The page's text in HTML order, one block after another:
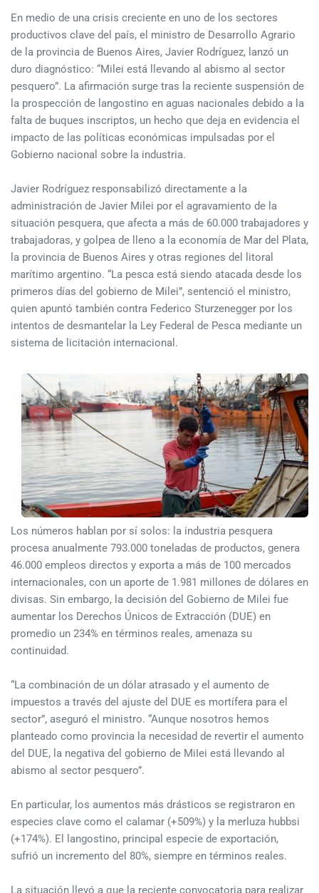
En medio de una crisis creciente en uno de los sectores
productivos clave del país, el ministro de Desarrollo Agrario
de la provincia de Buenos Aires, Javier Rodríguez, lanzó un
duro diagnóstico: “Milei está llevando al abismo al sector
pesquero”. La afirmación surge tras la reciente suspensión de
la prospección de langostino en aguas nacionales debido a la
falta de buques inscriptos, un hecho que deja en evidencia el
impacto de las políticas económicas impulsadas por el
Gobierno nacional sobre la industria.
Javier Rodríguez responsabilizó directamente a la
administración de Javier Milei por el agravamiento de la
situación pesquera, que afecta a más de 60.000 trabajadores y
trabajadoras, y golpea de lleno a la economía de Mar del Plata,
la provincia de Buenos Aires y otras regiones del litoral
marítimo argentino. “La pesca está siendo atacada desde los
primeros días del gobierno de Milei”, sentenció el ministro,
quien apuntó también contra Federico Sturzenegger por los
intentos de desmantelar la Ley Federal de Pesca mediante un
sistema de licitación internacional.
Los números hablan por sí solos: la industria pesquera
procesa anualmente 793.000 toneladas de productos, genera
46.000 empleos directos y exporta a más de 100 mercados
internacionales, con un aporte de 1.981 millones de dólares en
divisas. Sin embargo, la decisión del Gobierno de Milei fue
aumentar los Derechos Únicos de Extracción (DUE) en
promedio un 234% en términos reales, amenaza su
continuidad.
“La combinación de un dólar atrasado y el aumento de
impuestos a través del ajuste del DUE es mortífera para el
sector”, aseguró el ministro. “Aunque nosotros hemos
planteado como provincia la necesidad de revertir el aumento
del DUE, la negativa del gobierno de MiIei está llevando al
abismo al sector pesquero”.
En particular, los aumentos más drásticos se registraron en
especies clave como el calamar (+509%) y la merluza hubbsi
(+174%). El langostino, principal especie de exportación,
sufrió un incremento del 80%, siempre en términos reales.
La situación llevó a que la reciente convocatoria para realizar